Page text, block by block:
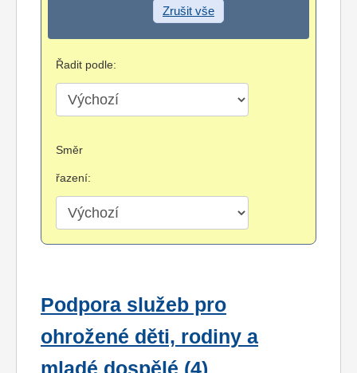
Zrušit vše
Řadit podle:
Směr
řazení:
Podpora služeb pro
ohrožené děti, rodiny a